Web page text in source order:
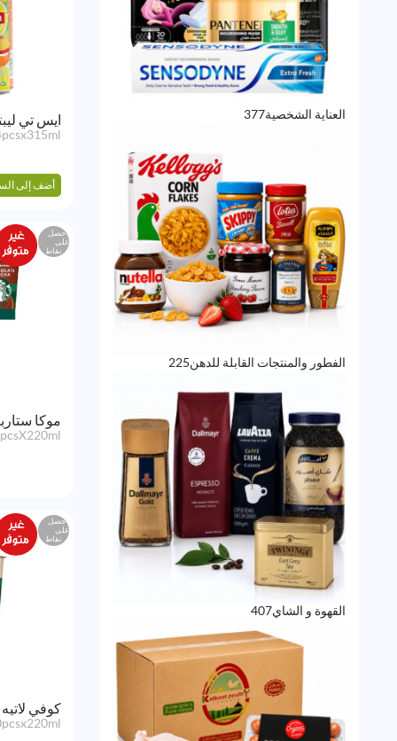
العناية الشخصية377
377
الفطور والمنتجات القابلة للدهن225
225
القهوة و الشاي407
407
ايس تي
أضف إلى
احصل
على
نقاط
موكا
احصل
على
نقاط
كوفي